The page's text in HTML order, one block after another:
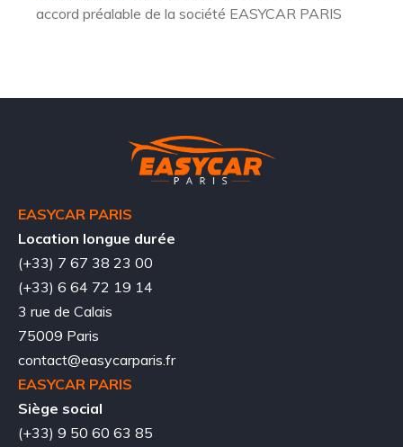
accord préalable de la société EASYCAR PARIS
EASYCAR PARIS
Location longue durée
(+33) 7 67 38 23 00
(+33) 6 64 72 19 14
3 rue de Calais
75009 Paris
contact@easycarparis.fr
EASYCAR PARIS
Siège social
(+33) 9 50 60 63 85